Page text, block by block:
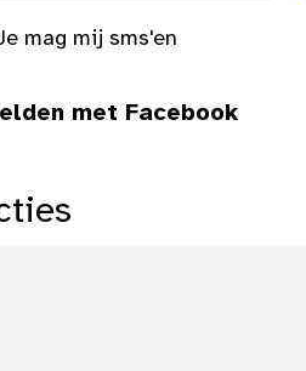
mag mij sms'en
met Facebook